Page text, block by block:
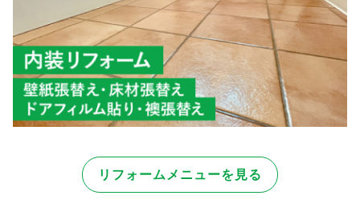
リフォームメニューを見る